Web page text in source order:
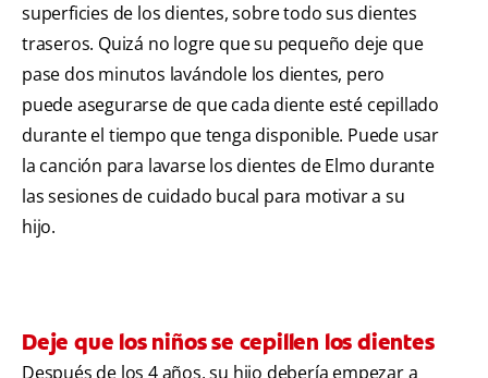
superficies de los dientes, sobre todo sus dientes
traseros. Quizá no logre que su pequeño deje que
pase dos minutos lavándole los dientes, pero
puede asegurarse de que cada diente esté cepillado
durante el tiempo que tenga disponible. Puede usar
la canción para lavarse los dientes de Elmo durante
las sesiones de cuidado bucal para motivar a su
hijo.
Deje que los niños se cepillen los dientes
Después de los 4 años, su hijo debería empezar a